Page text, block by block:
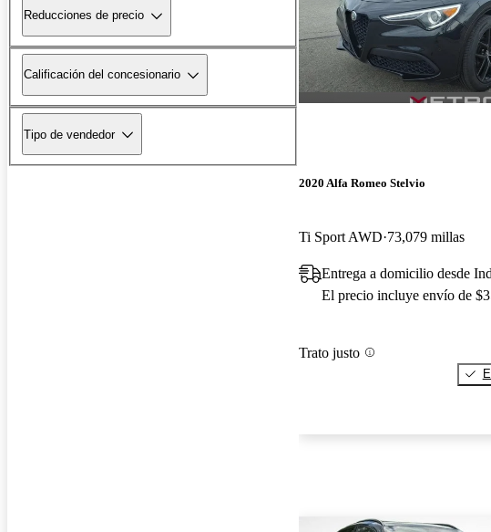
Reducciones de precio
Calificación del concesionario
Tipo de vendedor
2020 Alfa Romeo Stelvio
Ti Sport AWD 73,079 millas
Entrega a domicilio desde
El precio incluye envío de
Trato justo